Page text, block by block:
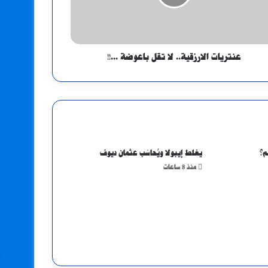
عنتريات الارزقية.. لا تقل باعوضة ...!!
يغلط إيبولا ويُحاسَب عثمان ديوف
منذ 8 ساعات